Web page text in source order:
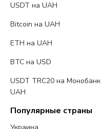
USDT на UAH
Bitcoin на UAH
ETH на UAH
BTC на USD
USDT TRC20 на Монобанк
UAH
Популярные страны